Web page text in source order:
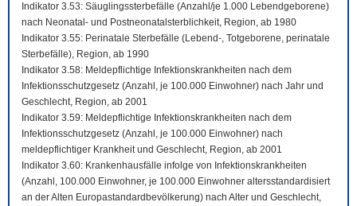
Indikator 3.53: Säuglingssterbefälle (Anzahl/je 1.000 Lebendgeborene)
nach Neonatal- und Postneonatalsterblichkeit, Region, ab 1980
Indikator 3.55: Perinatale Sterbefälle (Lebend-, Totgeborene, perinatale
Sterbefälle), Region, ab 1990
Indikator 3.58: Meldepflichtige Infektionskrankheiten nach dem
Infektionsschutzgesetz (Anzahl, je 100.000 Einwohner) nach Jahr und
Geschlecht, Region, ab 2001
Indikator 3.59: Meldepflichtige Infektionskrankheiten nach dem
Infektionsschutzgesetz (Anzahl, je 100.000 Einwohner) nach
meldepflichtiger Krankheit und Geschlecht, Region, ab 2001
Indikator 3.60: Krankenhausfälle infolge von Infektionskrankheiten
(Anzahl, 100.000 Einwohner, je 100.000 Einwohner altersstandardisiert
an der Alten Europastandardbevölkerung) nach Alter und Geschlecht,